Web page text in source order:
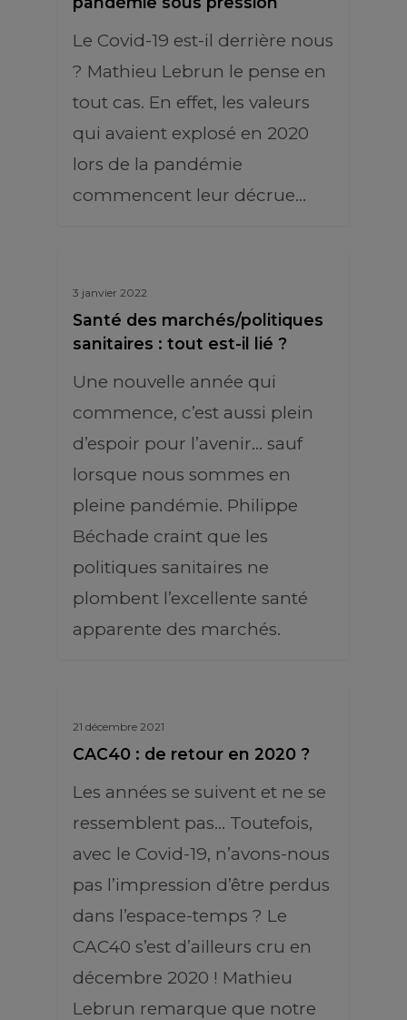
Le Covid-19 est-il derrière nous
? Mathieu Lebrun le pense en
tout cas. En effet, les valeurs
qui avaient explosé en 2020
lors de la pandémie
commencent leur décrue…
3 janvier 2022
Santé des marchés/politiques
sanitaires : tout est-il lié ?
Une nouvelle année qui
commence, c’est aussi plein
d’espoir pour l’avenir… sauf
lorsque nous sommes en
pleine pandémie. Philippe
Béchade craint que les
politiques sanitaires ne
plombent l’excellente santé
apparente des marchés.
21 décembre 2021
CAC40 : de retour en 2020 ?
Les années se suivent et ne se
ressemblent pas… Toutefois,
avec le Covid-19, n’avons-nous
pas l’impression d’être perdus
dans l’espace-temps ? Le
CAC40 s’est d’ailleurs cru en
décembre 2020 ! Mathieu
Lebrun remarque que notre